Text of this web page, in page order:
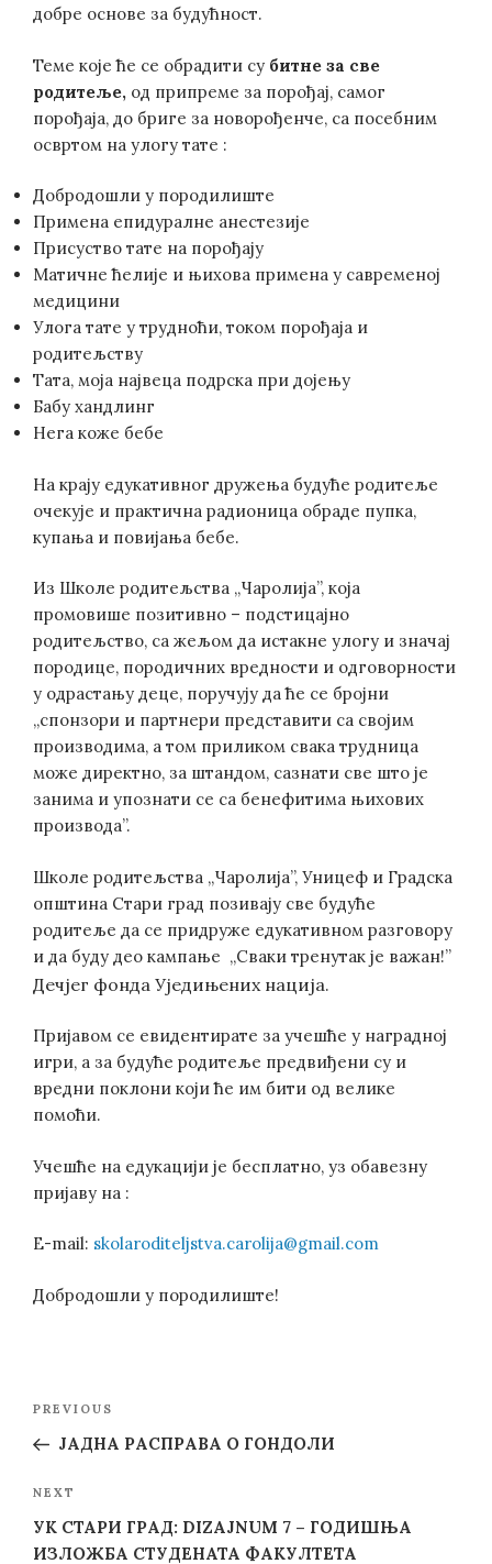
добре основе за будућност.
Теме које ће се обрадити су битне за све
родитеље, од припреме за порођај, самог
порођаја, до бриге за новорођенче, са посебним
освртом на улогу тате :
Добродошли у породилиште
Примена епидуралне анестезије
Присуство тате на порођају
Матичне ћелије и њихова примена у савременој
медицини
Улога тате у трудноћи, током порођаја и
родитељству
Тата, моја највеца подрска при дојењу
Бабy хандлинг
Нега коже бебе
На крају едукативног дружења будуће родитеље
очекује и практична радионица обраде пупка,
купања и повијања бебе.
Из Школе родитељства „Чаролија”, која
промовише позитивно – подстицајно
родитељство, са жељом да истакне улогу и значај
породице, породичних вредности и одговорности
у одрастању деце, поручују да ће се бројни
„спонзори и партнери представити са својим
производима, а том приликом свака трудница
може директно, за штандом, сазнати све што је
занима и упознати се са бенефитима њихових
производа”.
Школе родитељства „Чаролија”, Уницеф и Градска
општина Стари град позивају све будуће
родитеље да се придруже едукативном разговору
и да буду део кампање „Сваки тренутак је важан!”
Дечјег фонда Уједињених нација.
Пријавом се евидентирате за учешће у наградној
игри, а за будуће родитеље предвиђени су и
вредни поклони који ће им бити од велике
помоћи.
Учешће на едукацији је бесплатно, уз обавезну
пријаву на :
E-mail: skolaroditeljstva.carolija@gmail.com
Добродошли у породилиште!
Post
Previous
Post
PREVIOUS
ЈАДНА РАСПРАВА О ГОНДОЛИ
Next
Post
NEXT
УК СТАРИ ГРАД: DIZAJNUM 7 – ГОДИШЊА
ИЗЛОЖБА СТУДЕНАТА ФАКУЛТЕТА